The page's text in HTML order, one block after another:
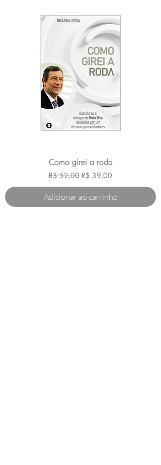
Como girei a roda
Preço normal
R$ 52,00 Preço promocional
R$ 39,00
Adicionar ao carrinho